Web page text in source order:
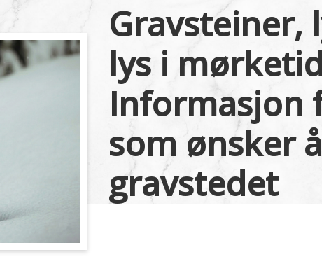
Gravsteiner,
lys i
Informasjon
som ønsker
gravstedet